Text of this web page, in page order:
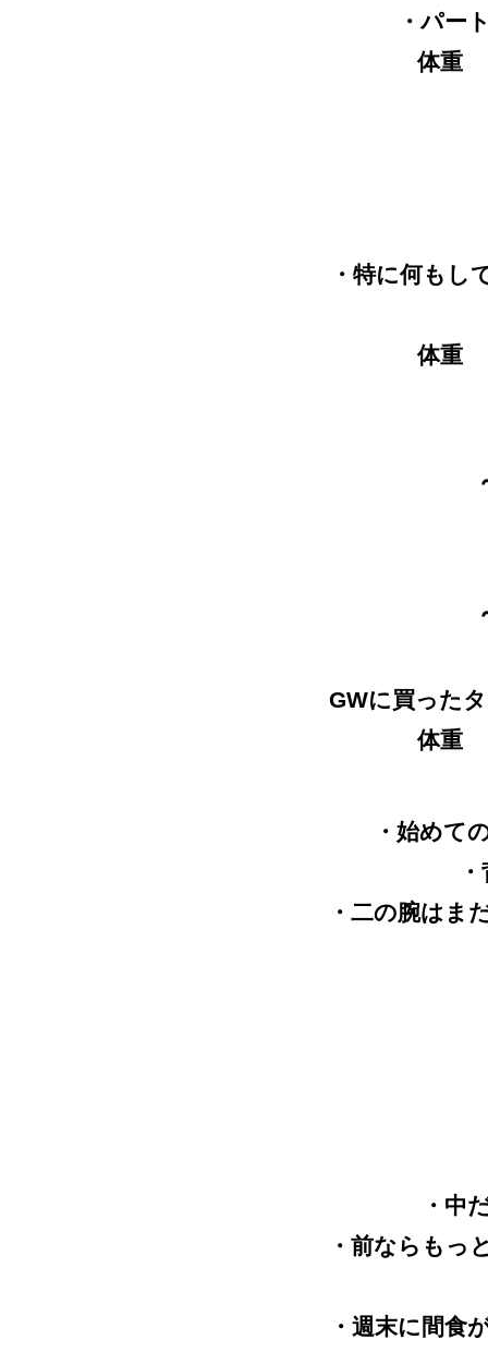
・パー
体重
・特に何もし
体重
GWに買った
体重
・始めて
・二の腕はま
・中
・前ならもっ
・週末に間食